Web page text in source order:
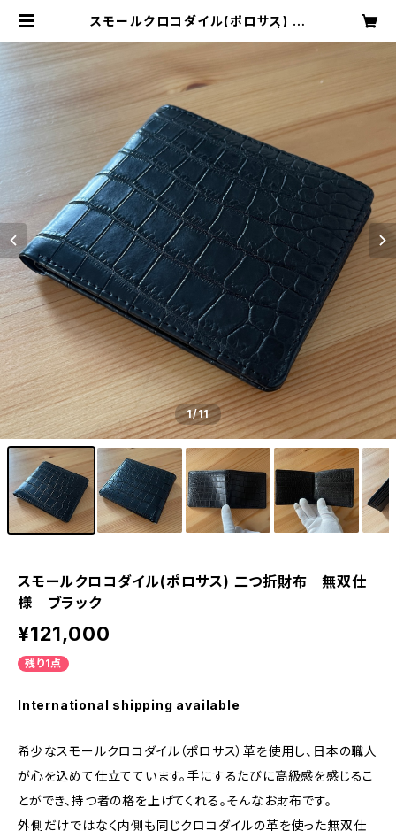
スモールクロコダイル(ポロサス) 二
1/11
スモールクロコダイル(ポロサス) 二つ折財布 無双仕
様 ブラック
¥121,000
残り1点
International shipping available
希少なスモールクロコダイル（ポロサス）革を使用し、日本の職人
が心を込めて仕立てています。手にするたびに高級感を感じるこ
とができ、持つ者の格を上げてくれる。そんなお財布です。
外側だけではなく内側も同じクロコダイルの革を使った無双仕